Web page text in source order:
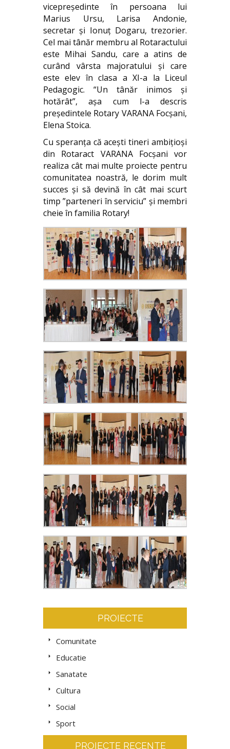
vicepreşedinte în persoana lui
Marius Ursu, Larisa Andonie,
secretar şi Ionuţ Dogaru, trezorier.
Cel mai tânăr membru al Rotaractului
este Mihai Sandu, care a atins de
curând vârsta majoratului şi care
este elev în clasa a XI-a la Liceul
Pedagogic. “Un tânăr inimos şi
hotărât”, aşa cum l-a descris
preşedintele Rotary VARANA Focşani,
Elena Stoica.
Cu speranța că acești tineri ambițioși
din Rotaract VARANA Focșani vor
realiza cât mai multe proiecte pentru
comunitatea noastră, le dorim mult
succes și să devină în cât mai scurt
timp ”parteneri în serviciu” și membri
cheie în familia Rotary!
PROIECTE
Comunitate
Educatie
Sanatate
Cultura
Social
Sport
PROIECTE RECENTE